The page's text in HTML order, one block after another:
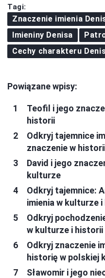
Tagi:
Znaczenie imienia
Imieniny Denisa
Cechy charakteru
Powiązane wpisy:
Teofil i jego
historii
Odkryj tajemnice
znaczenie w
David i jego
kulturze
Odkryj tajemnice:
imienia w kulturze
Odkryj
w kulturze i historii
Odkryj znaczenie
historię w polskiej
Sławomir i jego